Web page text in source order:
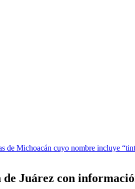
de Michoacán cuyo nombre incluye
Juárez con